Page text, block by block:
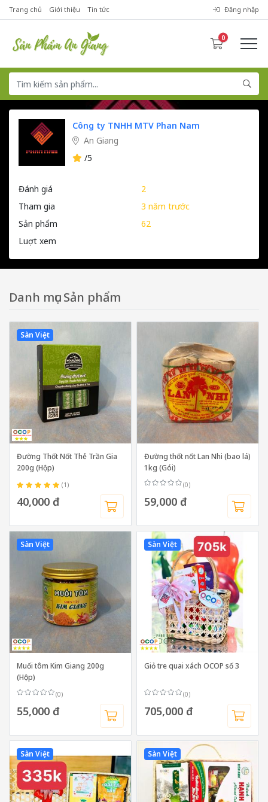
Trang chủ Giới thiệu Tin tức Đăng nhập
0
Công ty TNHH MTV Phan Nam
An Giang
/5
Đánh giá
2
Tham gia
3 năm trước
Sản phẩm
62
Luợt xem
Danh mục Sản phẩm
Sàn Việt
Đường Thốt Nốt Thẻ Trần Gia
200g (Hộp)
(1)
40,000 đ
Đường thốt nốt Lan Nhi (bao lá)
1kg (Gói)
(0)
59,000 đ
Sàn Việt
Muối tôm Kim Giang 200g
(Hộp)
(0)
55,000 đ
Sàn Việt
Giỏ tre quai xách OCOP số 3
(0)
705,000 đ
Sàn Việt Sàn Việt